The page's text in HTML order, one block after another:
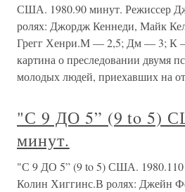
США. 1980.90 минут. Режиссер
ролях: Джордж Кеннеди, Майк
Грегг Хенри.М — 2,5; Дм — 3; К —
картина о преследовании двумя
молодых людей, приехавших на
"С 9 ДО 5” (9 to 5)
минут.
"С 9 ДО 5” (9 to 5) США. 1980.110
Колин Хиггинс.В ролях: Джейн